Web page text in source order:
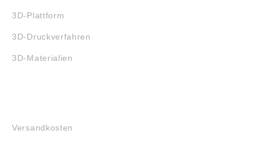
3D-Plattform
3D-Druckverfahren
3D-Materialien
Versandkosten